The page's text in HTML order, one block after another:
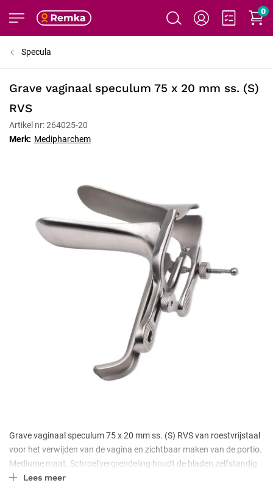
0
Specula
Grave vaginaal speculum 75 x 20 mm ss. (S)
RVS
Artikel nr: 264025-20
Merk: Medipharchem
Grave vaginaal speculum 75 x 20 mm ss. (S) RVS van roestvrijstaal
voor het verwijden van de vagina en zichtbaar maken van de portio.
Mediume maat. Schroefvergrendeling houdt de bladen zelfstandig
open. Niet-steriel geleverd, autoclaveerbaar volgens ISO 7153-1.
Lees meer